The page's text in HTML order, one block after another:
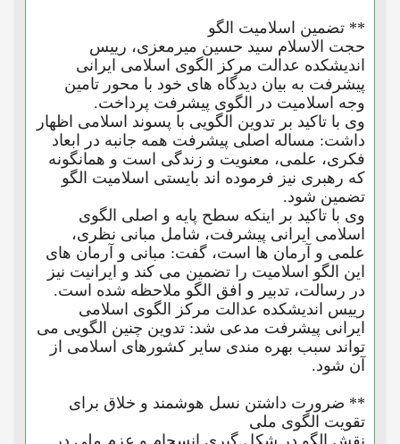
** تضمین اسلامیت الگو
حجت الاسلام سید حسین میرمعزی، رییس
اندیشکده عدالت مرکز الگوی اسلامی ایرانی
پیشرفت به بیان دیدگاه های خود با محور تامین
وجه اسلامیت در الگوی پیشرفت پرداخت.
وی با تاکید بر تدوین الگویی با پسوند اسلامی اظهار
داشت: مساله اصلی پیشرفت همه جانبه در ابعاد
فکری، علمی، معنویت و زندگی است و همانگونه
که رهبری نیز فرموده اند بایستی اسلامیت الگو
تضمین شود.
وی با تاکید بر اینکه سطح پایه و اصلی الگوی
اسلامی ایرانی پیشرفت، شامل مبانی نظری،
علمی و آرمان ها است، گفت: مبانی و آرمان های
این الگو اسلامیت را تضمین می کند و ایرانیت نیز
در رسالت، تدبیر و افق الگو ملاحظه شده است.
رییس اندیشکده عدالت مرکز الگوی اسلامی
ایرانی پیشرفت مدعی شد: تدوین چنین الگویی می
تواند سبب بهره مندی سایر کشورهای اسلامی از
آن شود.
** ضرورت داشتن نسل هوشمند و خلاق برای
تقویت الگوی ملی
نقش الگو در شکل گیری انسجام و عزم ملی در